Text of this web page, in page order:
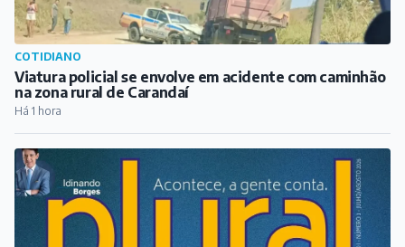
COTIDIANO
Viatura policial se envolve em acidente com caminhão
na zona rural de Carandaí
Há 1 hora